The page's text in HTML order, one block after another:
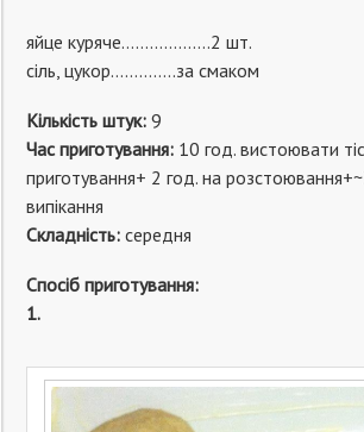
яйце куряче……………….2 шт.
сіль, цукор…………..за смаком
Кількість штук: 9
Час приготування: 10 год. вистоювати
приготування+ 2 год. на
випікання
Складність: середня
Спосіб приготування:
1.